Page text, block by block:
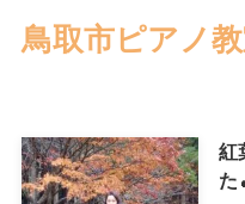
鳥取市ピアノ
紅
た